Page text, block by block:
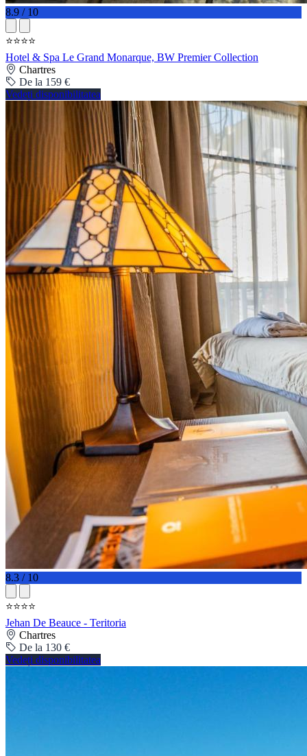
8.9 / 10
⭐⭐⭐⭐
Hotel & Spa Le Grand Monarque, BW Premier Collection
Chartres
De la 159 €
Vedeți disponibilitatea
8.3 / 10
⭐⭐⭐⭐
Jehan De Beauce - Teritoria
Chartres
De la 130 €
Vedeți disponibilitatea